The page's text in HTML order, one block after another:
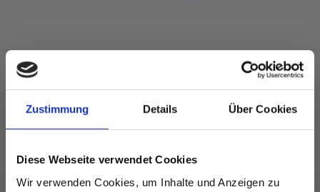
Zustimmung Details Über Cookies
Diese Webseite verwendet Cookies
Wir verwenden Cookies, um Inhalte und Anzeigen zu
FÜR SIE EMPFOHLEN